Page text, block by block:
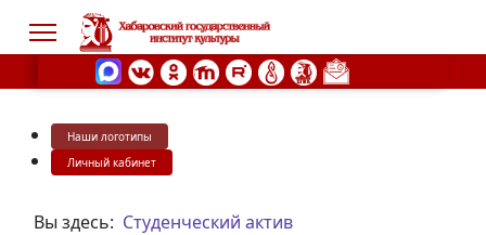
Наши логотипы
Личный кабинет
Вы здесь: Студенческий актив